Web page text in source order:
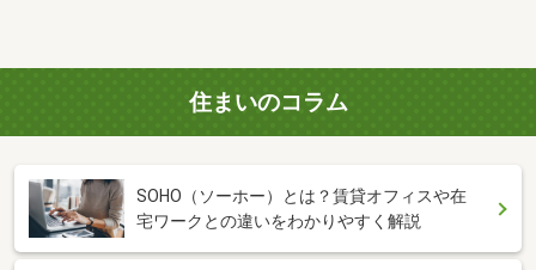
住まいのコラム
SOHO（ソーホー）とは？賃貸オフィスや在
宅ワークとの違いをわかりやすく解説